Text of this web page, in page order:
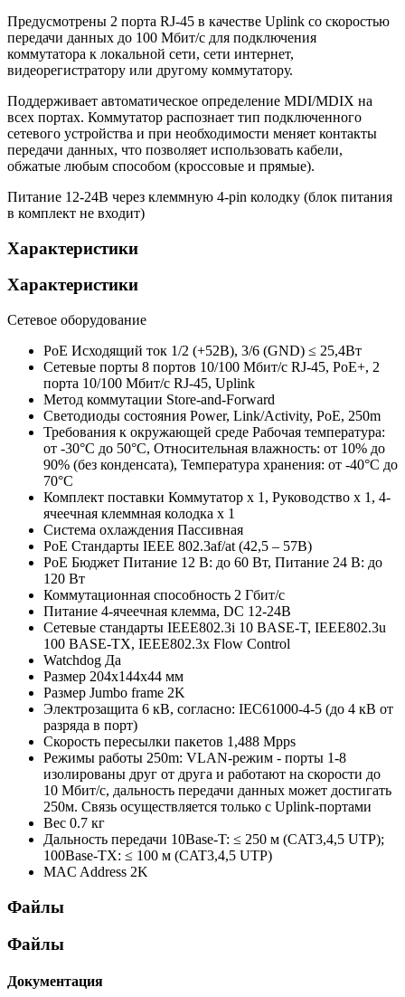
Предусмотрены 2 порта RJ-45 в качестве Uplink со скоростью
передачи данных до 100 Мбит/с для подключения
коммутатора к локальной сети, сети интернет,
видеорегистратору или другому коммутатору.
Поддерживает автоматическое определение MDI/MDIX на
всех портах. Коммутатор распознает тип подключенного
сетевого устройства и при необходимости меняет контакты
передачи данных, что позволяет использовать кабели,
обжатые любым способом (кроссовые и прямые).
Питание 12-24В через клеммную 4-pin колодку (блок питания
в комплект не входит)
Характеристики
Характеристики
Сетевое оборудование
PoE Исходящий ток 1/2 (+52В), 3/6 (GND) ≤ 25,4Вт
Сетевые порты 8 портов 10/100 Мбит/с RJ-45, PoE+, 2
порта 10/100 Мбит/с RJ-45, Uplink
Метод коммутации Store-and-Forward
Светодиоды состояния Power, Link/Activity, PoE, 250m
Требования к окружающей среде Рабочая температура:
от -30°C до 50°C, Относительная влажность: от 10% до
90% (без конденсата), Температура хранения: от -40°C до
70°C
Комплект поставки Коммутатор х 1, Руководство х 1, 4-
ячеечная клеммная колодка х 1
Система охлаждения Пассивная
PoE Стандарты IEEE 802.3af/at (42,5 – 57В)
PoE Бюджет Питание 12 В: до 60 Вт, Питание 24 В: до
120 Вт
Коммутационная способность 2 Гбит/с
Питание 4-ячеечная клемма, DC 12-24В
Сетевые стандарты IEEE802.3i 10 BASE-T, IEEE802.3u
100 BASE-TX, IEEE802.3x Flow Control
Watchdog Да
Размер 204х144х44 мм
Размер Jumbo frame 2K
Электрозащита 6 кВ, согласно: IEC61000-4-5 (до 4 кВ от
разряда в порт)
Скорость пересылки пакетов 1,488 Mpps
Режимы работы 250m: VLAN-режим - порты 1-8
изолированы друг от друга и работают на скорости до
10 Мбит/с, дальность передачи данных может достигать
250м. Связь осуществляется только с Uplink-портами
Вес 0.7 кг
Дальность передачи 10Base-T: ≤ 250 м (CAT3,4,5 UTP);
100Base-TX: ≤ 100 м (CAT3,4,5 UTP)
MAC Address 2K
Файлы
Файлы
Документация